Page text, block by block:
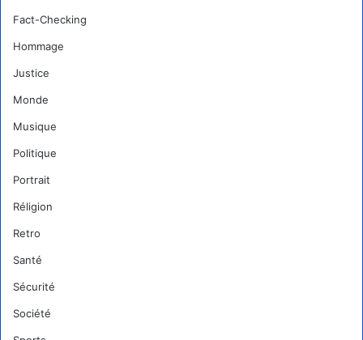
Fact-Checking
Hommage
Justice
Monde
Musique
Politique
Portrait
Réligion
Retro
Santé
Sécurité
Société